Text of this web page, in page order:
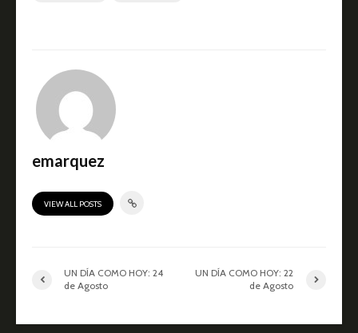
emarquez
VIEW ALL POSTS
UN DÍA COMO HOY: 24
de Agosto
UN DÍA COMO HOY: 22
de Agosto